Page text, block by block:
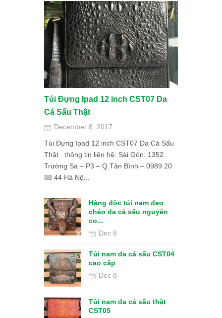
Túi Đựng Ipad 12 inch CST07 Da
Cá Sấu Thật
December 8, 2017
Túi Đựng Ipad 12 inch CST07 Da Cá Sấu
Thật thông tin liên hệ: Sài Gòn: 1352
Trường Sa – P3 – Q.Tân Bình – 0989 20
88 44 Hà Nộ...
Hàng độc túi nam đeo
chéo da cá sấu nguyên
co...
Dec 8
Túi nam da cá sấu CST04
cao cấp
Dec 8
Túi nam da cá sấu thật
CST05